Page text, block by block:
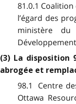
81.0.1
l’égard des
ministère
(3) La disposition
abrogée et
98.1 Centre
Ottawa